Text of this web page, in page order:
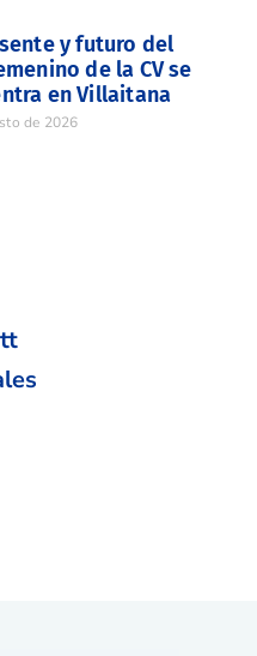
y futuro del
de la CV se
en Villaitana
de 2026